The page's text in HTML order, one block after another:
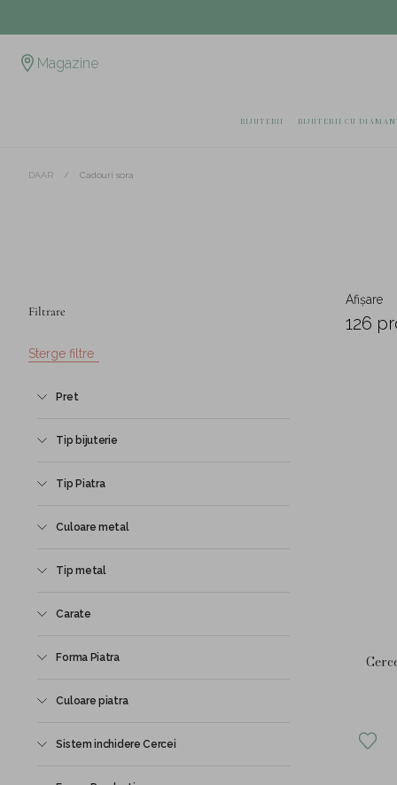
Magazine
BIJUTERII BIJUTERII CU
DAAR / Cadouri sora
Afișare
126
Filtrare
Sterge filtre
Pret
Tip bijuterie
Tip Piatra
Culoare metal
Tip metal
Carate
Forma Piatra
Culoare piatra
Sistem inchidere Cercei